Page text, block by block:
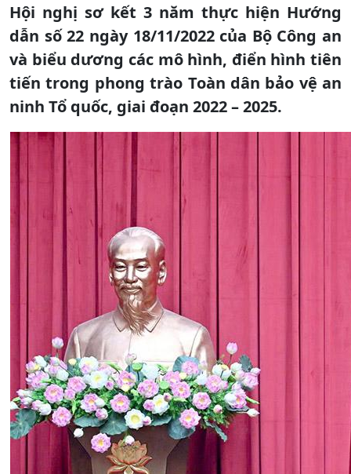
Hội nghị sơ kết 3 năm thực hiện Hướng
dẫn số 22 ngày 18/11/2022 của Bộ Công an
và biểu dương các mô hình, điển hình tiên
tiến trong phong trào Toàn dân bảo vệ an
ninh Tổ quốc, giai đoạn 2022 – 2025.